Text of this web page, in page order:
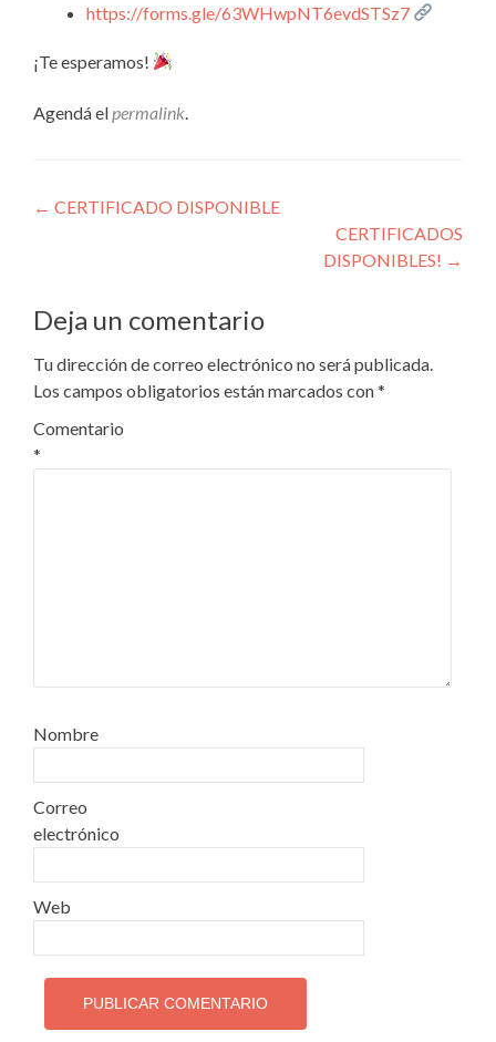
https://forms.gle/63WHwpNT6evdSTSz7
¡Te esperamos!
Agendá el permalink
Navegación
← CERTIFICADO DISPONIBLE
CERTIFICADOS
DISPONIBLES! →
Deja un comentario
Tu dirección de correo electrónico no será publicada.
Los campos obligatorios están marcados con*
Comentario
*
Nombre
Correo
electrónico
Web